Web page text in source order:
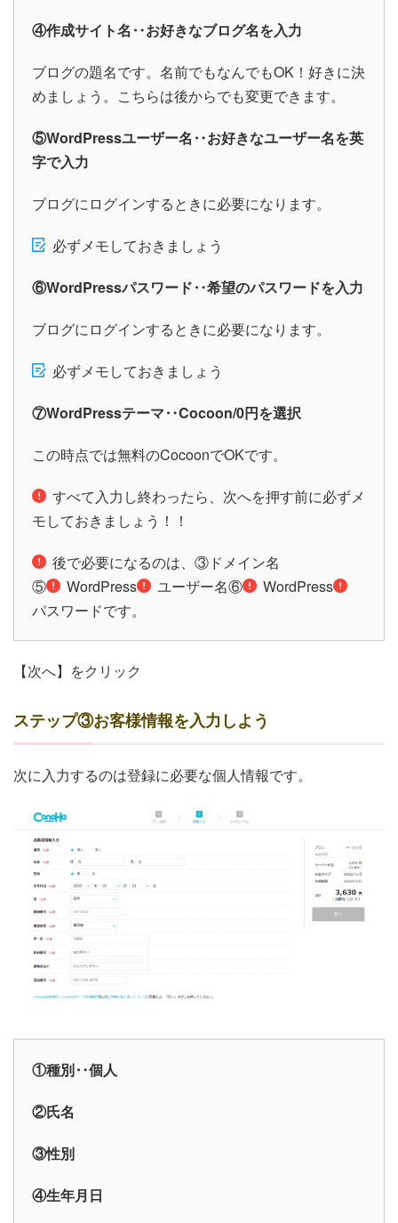
④作成サイト名‥お好きなブログ名を入力
ブログの題名です。名前でもなんでもOK！好きに決
めましょう。こちらは後からでも変更できます。
⑤WordPressユーザー名‥お好きなユーザー名を英
字で入力
ブログにログインするときに必要になります。
必ずメモしておきましょう
⑥WordPressパスワード‥希望のパスワードを入力
ブログにログインするときに必要になります。
必ずメモしておきましょう
⑦WordPressテーマ‥Cocoon/0円を選択
この時点では無料のCocoonでOKです。
すべて入力し終わったら、次へを押す前に必ずメ
モしておきましょう！！
後で必要になるのは、③ドメイン名
⑤
WordPress ユーザー名⑥
WordPress
パスワードです。
【次へ】をクリック
ステップ③お客様情報を入力しよう
次に入力するのは登録に必要な個人情報です。
①種別‥個人
②氏名
③性別
④生年月日